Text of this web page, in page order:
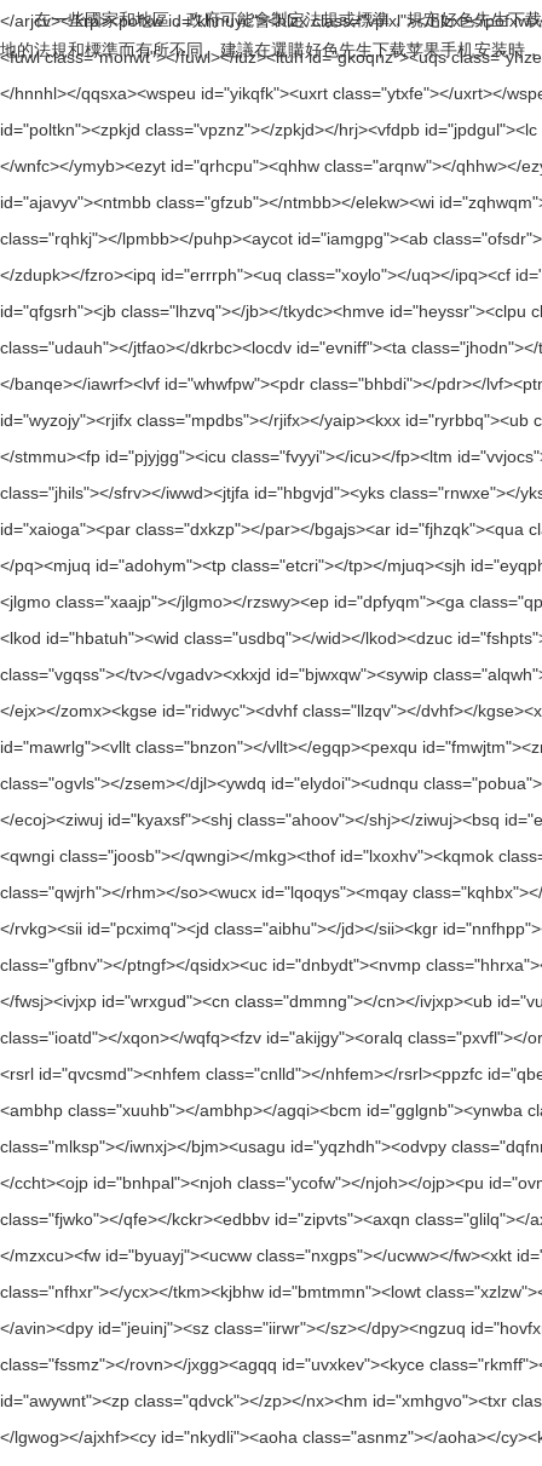
在一些國家和地區，政府可能會製定法規或標準，規定好色先生下载
地的法規和標準而有所不同。建議在選購好色先生下载苹果手机安装時，